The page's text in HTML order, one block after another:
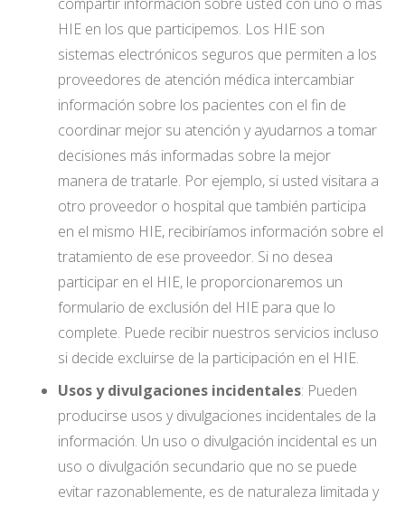
HIE en los que participemos. Los HIE son
sistemas electrónicos seguros que permiten a los
proveedores de atención médica intercambiar
información sobre los pacientes con el fin de
coordinar mejor su atención y ayudarnos a tomar
decisiones más informadas sobre la mejor
manera de tratarle. Por ejemplo, si usted visitara a
otro proveedor o hospital que también participa
en el mismo HIE, recibiríamos información sobre el
tratamiento de ese proveedor. Si no desea
participar en el HIE, le proporcionaremos un
formulario de exclusión del HIE para que lo
complete. Puede recibir nuestros servicios incluso
si decide excluirse de la participación en el HIE.
Usos y divulgaciones incidentales: Pueden
producirse usos y divulgaciones incidentales de la
información. Un uso o divulgación incidental es un
uso o divulgación secundario que no se puede
evitar razonablemente, es de naturaleza limitada y